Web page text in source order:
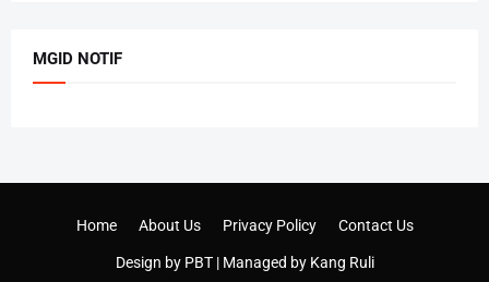
MGID NOTIF
Design by PBT| Managed by Kang Ruli
Home About Us Privacy Policy Contact Us